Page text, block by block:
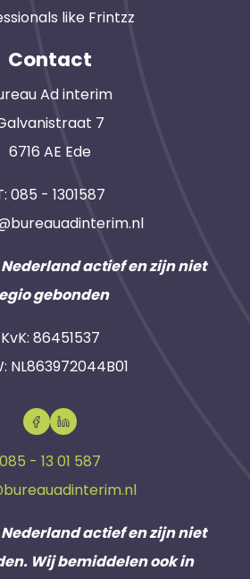
like Frintzz
Contact
Ad interim
7
6716 AE Ede
085 - 1301587
actief en zijn niet
gebonden
KvK: 86451537
NL863972044B01
085 - 13 01 587
actief en zijn niet
Wij bemiddelen ook in